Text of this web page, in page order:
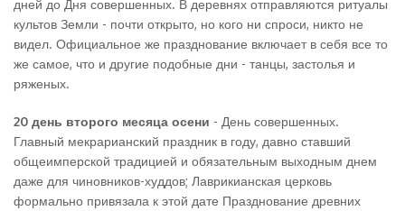
дней до Дня совершенных. В деревнях отправляются ритуалы
культов Земли - почти открыто, но кого ни спроси, никто не
видел. Официальное же празднование включает в себя все то
же самое, что и другие подобные дни - танцы, застолья и
ряженых.
20 день второго месяца осени - День совершенных.
Главный мекрарианский праздник в году, давно ставший
общеимперской традицией и обязательным выходным днем
даже для чиновников-худдов; Лаврикианская церковь
формально привязала к этой дате Празднование древних